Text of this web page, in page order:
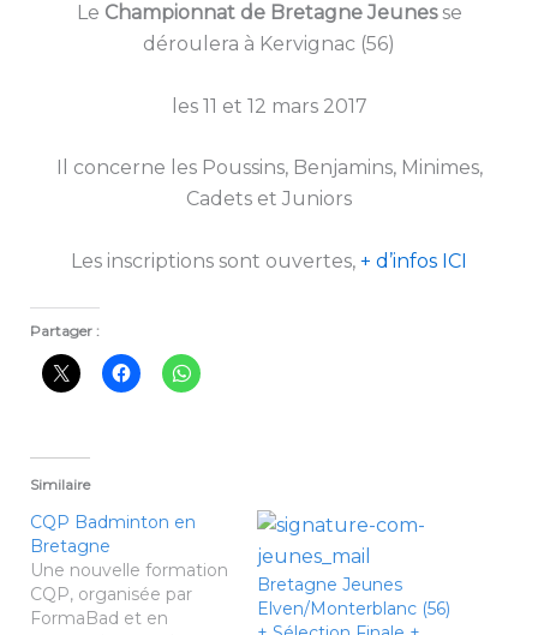
Le Championnat de Bretagne Jeunesse
déroulera à Kervignac (56)
les 11 et 12 mars 2017
Il concerne les Poussins, Benjamins, Minimes,
Cadets et Juniors
Les inscriptions sont ouvertes, + d’infos ICI
Partager :
Similaire
CQP Badminton en
Bretagne
Une nouvelle formation
CQP, organisée par
FormaBad et en
Bretagne Jeunes
Elven/Monterblanc (56)